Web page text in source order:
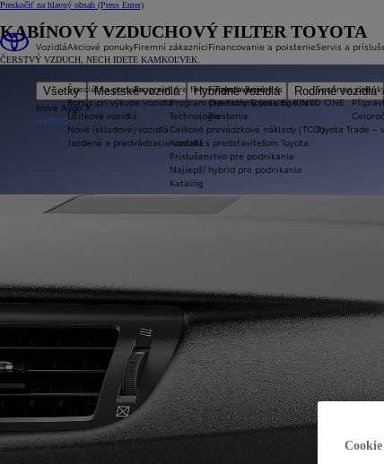
Preskočiť na hlavný obsah (Press Enter)
Vozidlá
Všetky Mestské vozidlá Hybridné vozidlá Rodinné vozidlá
Nové Aygo X
HYBRID
Akciové ponuky
Špeciálna ponuka
Bonus pri výkupe vozidla
Úžitkové vozidlá
Nové (skladové) vozidlá
Jazdené a predvádzacie vozidlá
Firemní zákazníci
Program pre firmy Toyota Business
Program pre firmy Toyota Business
Technológie
Celkové prevádzkové náklady (TCO)
Kontakt s predstaviteľom Toyota
Príslušenstvo pre podnikanie
Najlepší hybrid pre podnikanie
Katalóg
Financovanie a poistenie
Financovanie
Operatívny leasing KINTO ONE
Poistenie
Servis a
Sezónne
Toyota Trade –
KABÍNOVÝ VZDUCHOVÝ FILTER TOYOTA
ČERSTVÝ VZDUCH, NECH IDETE KAMKOĽVEK.